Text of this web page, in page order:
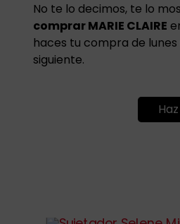
No te lo decimos, te lo
comprar MARIE CLAIRE
haces tu compra de lunes
siguiente.